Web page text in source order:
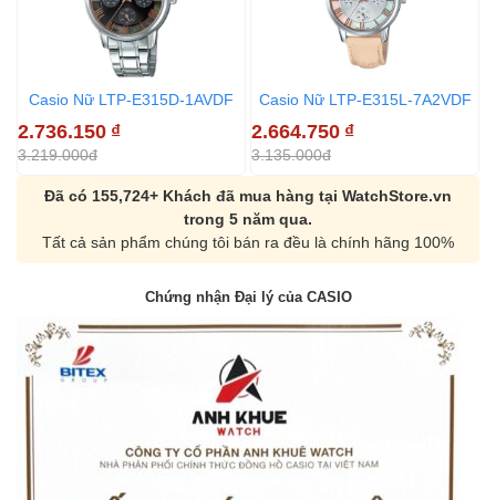
Casio Nữ LTP-E315D-1AVDF
2.736.150 ₫
3.219.000đ
Casio Nữ LTP-E315L-7A2VDF
2.664.750 ₫
3.135.000đ
Đã có 155,724+ Khách đã mua hàng tại WatchStore.vn
trong 5 năm qua.
Tất cả sản phẩm chúng tôi bán ra đều là chính hãng 100%
Chứng nhận Đại lý của CASIO